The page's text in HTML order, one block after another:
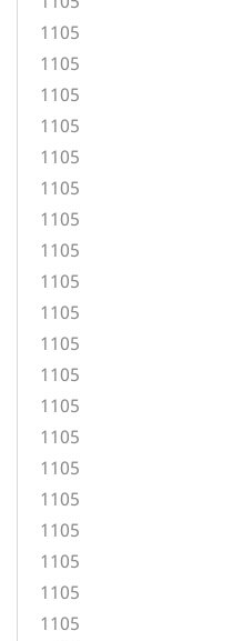
1105
1105
1105
1105
1105
1105
1105
1105
1105
1105
1105
1105
1105
1105
1105
1105
1105
1105
1105
1105